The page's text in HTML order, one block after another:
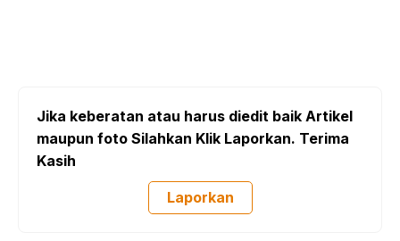
Jika keberatan atau harus diedit baik Artikel
maupun foto Silahkan Klik Laporkan. Terima
Kasih
Laporkan